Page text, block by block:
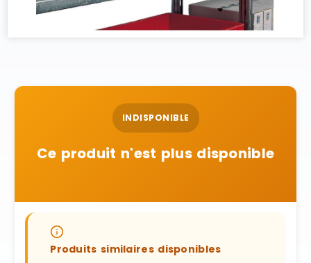
INDISPONIBLE
Ce produit n'est plus disponible
Produits similaires disponibles